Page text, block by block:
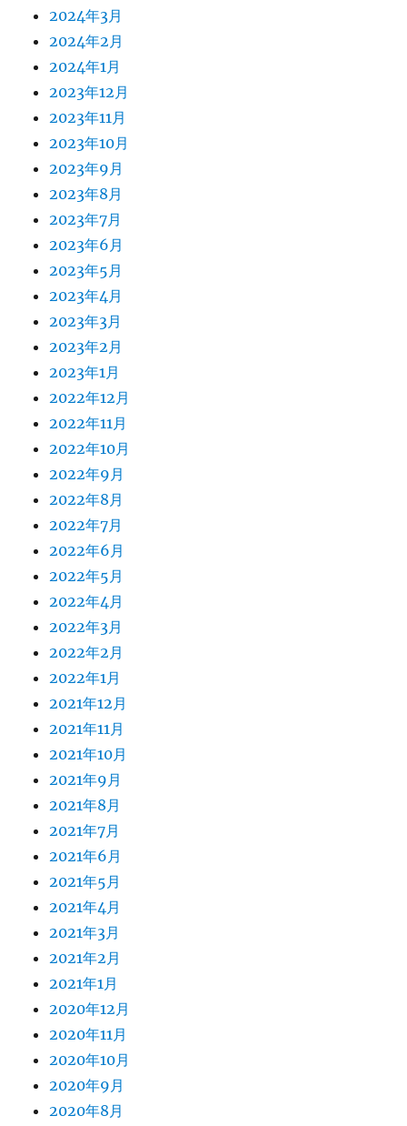
2024年3月
2024年2月
2024年1月
2023年12月
2023年11月
2023年10月
2023年9月
2023年8月
2023年7月
2023年6月
2023年5月
2023年4月
2023年3月
2023年2月
2023年1月
2022年12月
2022年11月
2022年10月
2022年9月
2022年8月
2022年7月
2022年6月
2022年5月
2022年4月
2022年3月
2022年2月
2022年1月
2021年12月
2021年11月
2021年10月
2021年9月
2021年8月
2021年7月
2021年6月
2021年5月
2021年4月
2021年3月
2021年2月
2021年1月
2020年12月
2020年11月
2020年10月
2020年9月
2020年8月